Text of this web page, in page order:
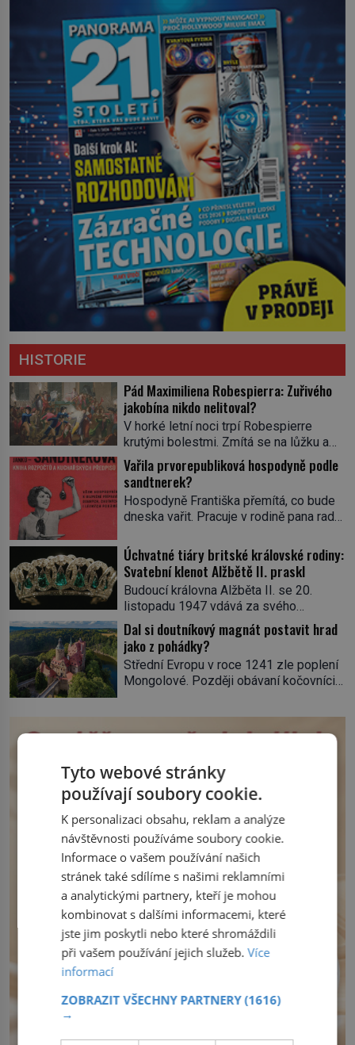
HISTORIE
Pád Maximiliena Robespierra: Zuřivého
jakobína nikdo nelitoval?
V horké letní noci trpí Robespierre
krutými bolestmi. Zmítá se na lůžku a
hlavou mu víří kolotoč myšlenek. Když
se probere z mdlob, vzpomene si na
jednu z pařížských jasnovidek, kterou
před lety navštívil. Prorokovala mu
tragický osud. Tehdy se jí vysmál.
prohlásil o něm jiný významný
francouzský revolucionář, Honoré de
Mirabeau […]
Vařila prvorepubliková hospodyně podle
sandtnerek?
Hospodyně Františka přemítá, co bude
dneska vařit. Pracuje v rodině pana rady
rychle v jedné ze „sandtnerek“.
„Zaplaťpánbůh, že už nemusíme chodit
s lístky,“ povzdechne si směrem ke
služce, kterou má v kuchyni k ruce.
Ještě v prvních letech nové republiky
fungoval kvůli nedostatku zboží
přídělový systém. […]
Úchvatné tiáry britské královské rodiny:
Svatební klenot Alžbětě II. praskl
Budoucí královna Alžběta II. se 20.
listopadu 1947 vdává za svého
vyvoleného Filipa Mountbattena. Aby
měla na obřad ve Westminsteru podle
tradice „něco vypůjčeného“, její matka jí
věnuje jedinečný šperk ze své
soukromé kolekce – diamantovou tiáru
tiára,“ zhodnotil klenot britský politik Sir
Henry Channon (1897–1958), když si […]
Dal si doutníkový magnát postavit hrad
jako z pohádky?
Střední Evropu v roce 1241 zle poplení
Mongolové. Později obávaní kočovníci
jednat. Na další případné řádění barbarů
opatření, která mají posílit obranu jeho
království. Zajistit hodlá především
severní hranici. Na […]
Tyto webové stránky
používají soubory cookie.
K personalizaci obsahu, reklam a analýze
návštěvnosti používáme soubory cookie.
Informace o vašem používání našich
stránek také sdílíme s našimi reklamními
a analytickými partnery, kteří je mohou
kombinovat s dalšími informacemi, které
jste jim poskytli nebo které shromáždili
při vašem používání jejich služeb.Více
informací
ZOBRAZIT VŠECHNY PARTNERY(1616)
→